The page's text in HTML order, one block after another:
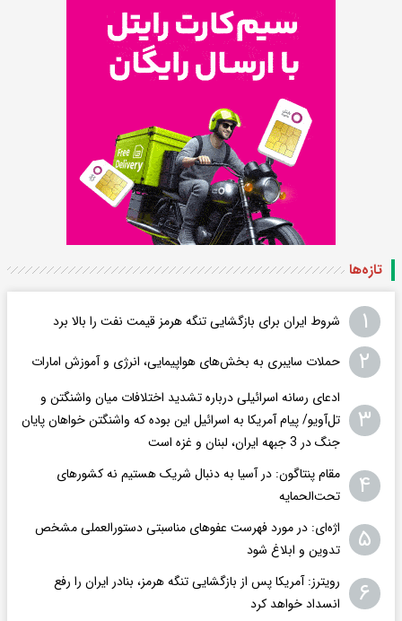
تازه‌ها
۱ شروط ایران برای بازگشایی تنگه هرمز قیمت نفت را بالا برد
۲ حملات سایبری به بخش‌های هواپیمایی، انرژی و آموزش امارات
۳
ادعای رسانه اسرائیلی درباره تشدید اختلافات میان واشنگتن و
تل‌آویو/ پیام آمریکا به اسرائیل این بوده که واشنگتن خواهان پایان
جنگ در 3 جبهه ایران، لبنان و غزه است
۴
مقام پنتاگون: در آسیا به دنبال شریک هستیم نه کشورهای
تحت‌الحمایه
۵
اژه‌ای: در مورد فهرست عفوهای مناسبتی دستورالعملی مشخص
تدوین و ابلاغ شود
۶
رویترز: آمریکا پس از بازگشایی تنگه هرمز، بنادر ایران را رفع
انسداد خواهد کرد